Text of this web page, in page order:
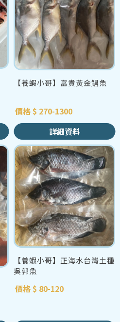
【養蝦小哥】富貴黃金鯧魚
價格 $ 270-1300
詳細資料
【養蝦小哥】正海水台灣土種
吳郭魚
價格 $ 80-120